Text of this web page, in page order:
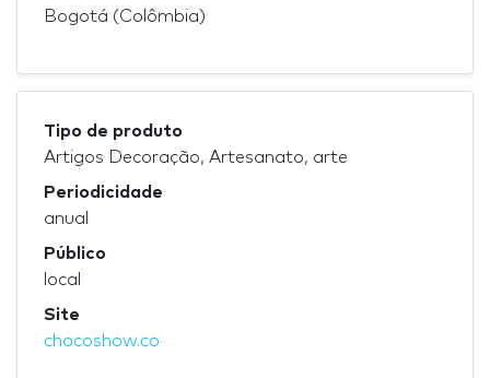
Bogotá (Colômbia)
Tipo de produto
Artigos Decoração, Artesanato, arte
Periodicidade
anual
Público
local
Site
chocoshow.co